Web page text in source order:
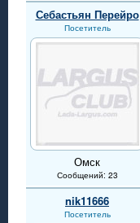
Себастьян Перейро
Посетитель
Омск
Сообщений: 23
nik11666
Посетитель